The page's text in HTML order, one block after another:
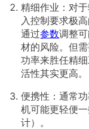
精细作业：对
入控制要求极
通过参数调整
材的风险。但
功率来胜任精
活性其实更高。
便携性：通常
机可能更轻便
计）。